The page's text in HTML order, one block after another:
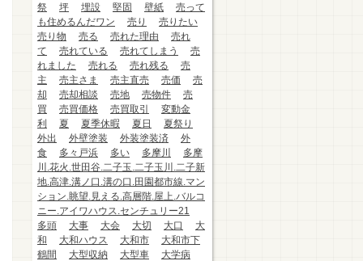
祭
坪 埋設 堅固 壁紙
売って
も住めるんだワン
売り
売りたい
売り物
売る 売れた理由
売れ
て
売れている 売れてしまう
売
れました
売れる 売れ残る
売
主
売主さま 売主直売 売価
売
却
売却相談 売地 売物件
売
買
売買価格 売買取引
変動金
利
夏 夏季休暇 夏日
夏祭り
外出
外壁塗装 外装塗装済
外
食
多々戸浜 多い 多摩川
多摩
川.花火.世田谷.二子玉.二子玉川.二子新
地.高津.溝ノ口.溝の口.田園都市線.マン
ション.眺望.見える.高層階.屋上.バルコ
ニー.アイワハウス.センチュリー21
多頭
大事 大会 大切 大口
大
和
大和ハウス 大和市
大和市下
鶴間
大型収納 大型車
大学病